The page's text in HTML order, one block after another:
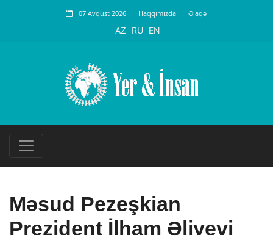
07 Avqust 2026 Haqqımızda Əlaqə
AZ RU EN
Məsud Pezeşkian
Prezident İlham Əliyevi